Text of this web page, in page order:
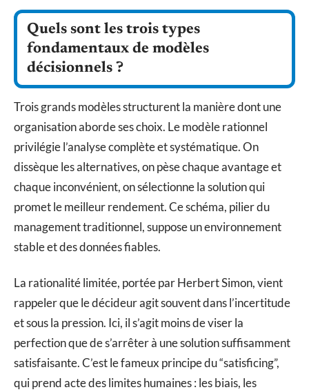
Quels sont les trois types
fondamentaux de modèles
décisionnels ?
Trois grands modèles structurent la manière dont une
organisation aborde ses choix. Le modèle rationnel
privilégie l’analyse complète et systématique. On
dissèque les alternatives, on pèse chaque avantage et
chaque inconvénient, on sélectionne la solution qui
promet le meilleur rendement. Ce schéma, pilier du
management traditionnel, suppose un environnement
stable et des données fiables.
La rationalité limitée, portée par Herbert Simon, vient
rappeler que le décideur agit souvent dans l’incertitude
et sous la pression. Ici, il s’agit moins de viser la
perfection que de s’arrêter à une solution suffisamment
satisfaisante. C’est le fameux principe du “satisficing”,
qui prend acte des limites humaines : les biais, les